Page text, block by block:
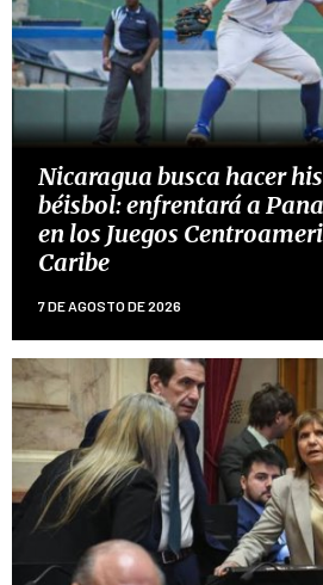
Nicaragua busca hacer
béisbol: enfrentará a
en los Juegos
Caribe
7 DE AGOSTO DE 2026